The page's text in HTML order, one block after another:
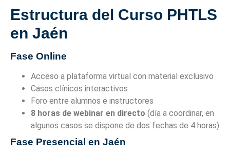
Estructura del Curso PHTLS
en Jaén
Fase Online
Acceso a plataforma virtual con material exclusivo
Casos clínicos interactivos
Foro entre alumnos e instructores
8 horas de webinar en directo (día a coordinar, en
algunos casos se dispone de dos fechas de 4 horas)
Fase Presencial en Jaén